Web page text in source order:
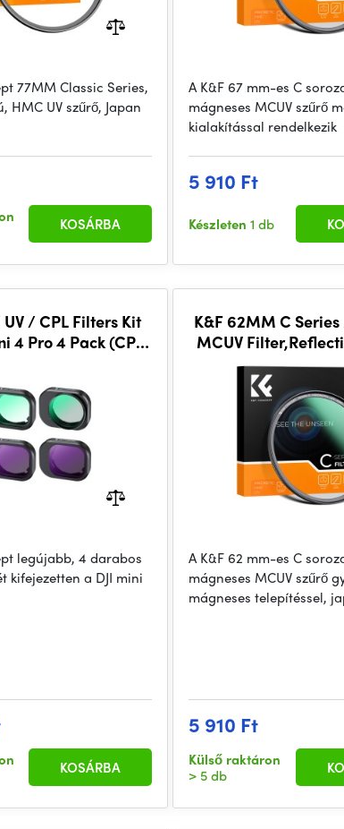
77MM Classic Series,
HMC UV szűrő, Japan
KOSÁRBA
A K&F 67 mm-es C
mágneses MCUV szűrő
kialakítással rendelkezik
5 910 Ft
Készleten1 db
UV / CPL Filters Kit
4 Pro 4 Pack (CPL,
legújabb, 4 darabos
kifejezetten a DJI mini
KOSÁRBA
K&F 62MM C
MCUV
Film
A K&F 62 mm-es C
mágneses MCUV szűrő
mágneses telepítéssel,
5 910 Ft
Külső raktáron
> 5 db